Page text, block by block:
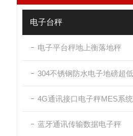
电子台秤
电子平台秤地上衡落地秤
4G通讯接口电子秤MES系统
蓝牙通讯传输数据电子秤